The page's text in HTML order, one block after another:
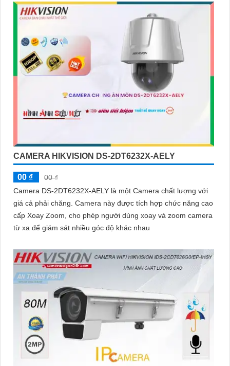
CAMERA HIKVISION DS-2DT6232X-AELY
00 ₫
00 ₫
Camera DS-2DT6232X-AELY là một Camera chất lượng với
giá cả phải chăng. Camera này được tích hợp chức năng cao
cấp Xoay Zoom, cho phép người dùng xoay và zoom camera
từ xa để giám sát nhiều góc độ khác nhau